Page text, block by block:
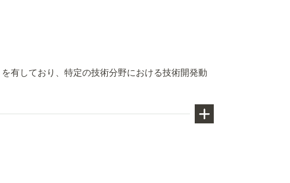
有しており、特定の技術分野における技術開発動
能にする専門的なデータベースを保有し